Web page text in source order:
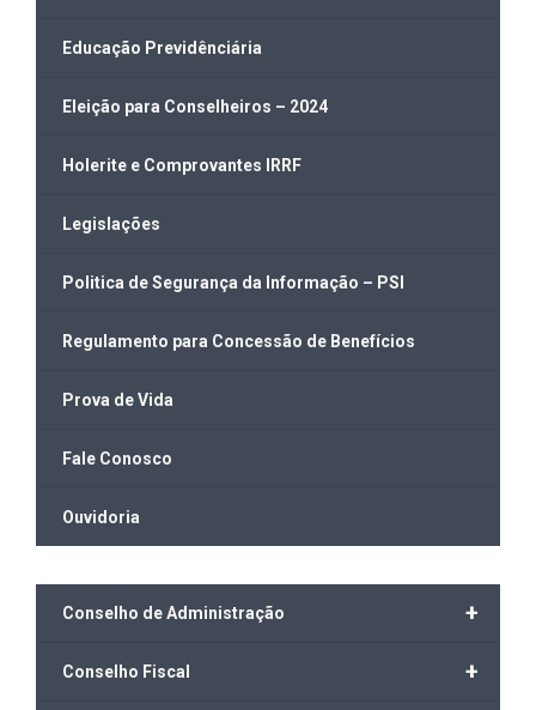
Educação Previdênciária
Eleição para Conselheiros – 2024
Holerite e Comprovantes IRRF
Legislações
Politica de Segurança da Informação – PSI
Regulamento para Concessão de Benefícios
Prova de Vida
Fale Conosco
Ouvidoria
+
Conselho de Administração
+
Conselho Fiscal